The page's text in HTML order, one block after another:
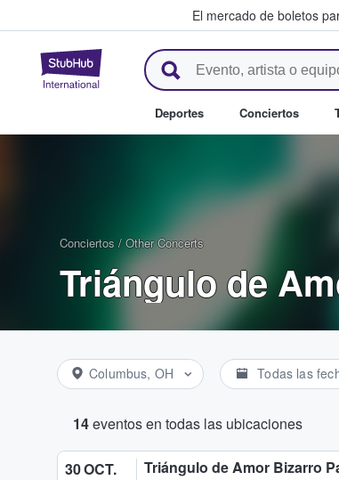
El mercado de boletos
StubHub: donde los
Deportes Conciertos
Conciertos / Other Concerts
Triángulo de
Columbus, OH Todas las
14eventos en todas las ubicaciones
30 OCT. Triángulo de Amor Bizarro